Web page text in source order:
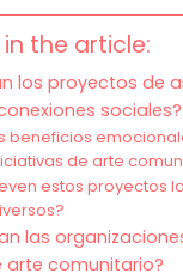
the article:
los proyectos de
sociales?
beneficios
de arte
estos proyectos
las
comunitario?